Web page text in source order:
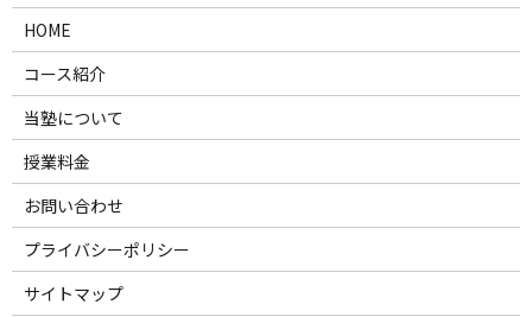
HOME
コース紹介
当塾について
授業料金
お問い合わせ
プライバシーポリシー
サイトマップ